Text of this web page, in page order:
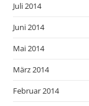
Juli 2014
Juni 2014
Mai 2014
März 2014
Februar 2014